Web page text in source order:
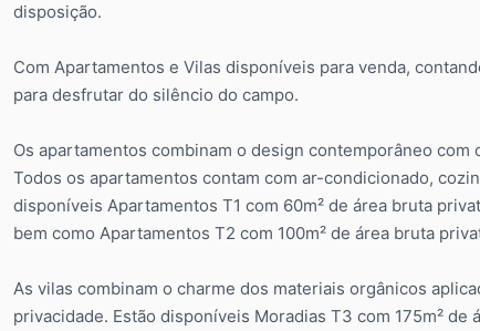
disposição.
Com Apartamentos e Vilas disponíveis para venda,
para desfrutar do silêncio do campo.
Os apartamentos combinam o design contemporâneo
Todos os apartamentos contam com ar-condicionado,
disponíveis Apartamentos T1 com 60m² de área bruta
bem como Apartamentos T2 com 100m² de área bruta
As vilas combinam o charme dos materiais orgânicos
privacidade. Estão disponíveis Moradias T3 com 175m²